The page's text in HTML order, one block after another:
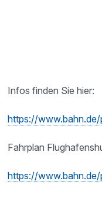
Infos finden Sie hier:
https://
Fahrplan
https://www.bahn.de/